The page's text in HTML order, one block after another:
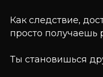
Как следствие,
просто получаешь
Ты становишься